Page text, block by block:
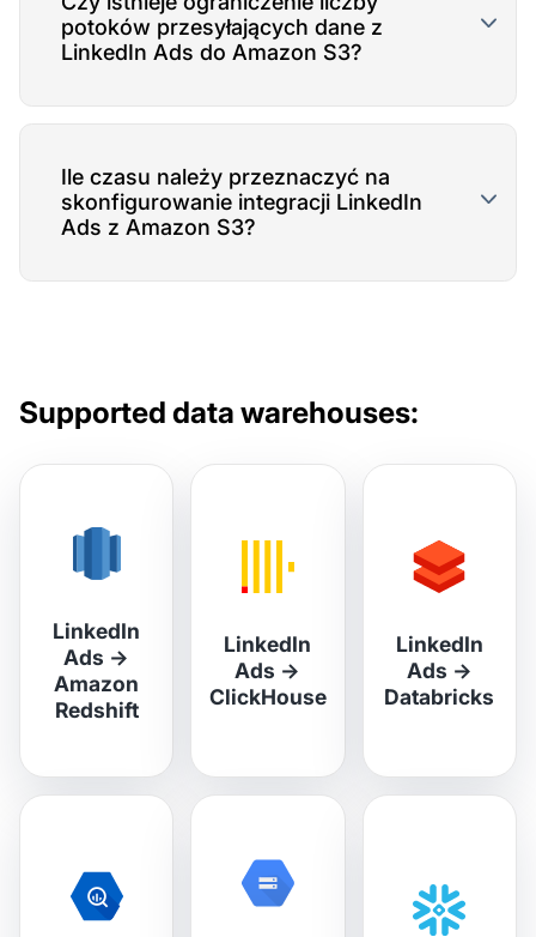
potoków przesyłających dane z
LinkedIn Ads do Amazon S3?
Ile czasu należy przeznaczyć na
skonfigurowanie integracji LinkedIn
Ads z Amazon S3?
Supported data warehouses:
LinkedIn
Ads →
Amazon
Redshift
LinkedIn
Ads →
ClickHouse
LinkedIn
Ads →
Databricks